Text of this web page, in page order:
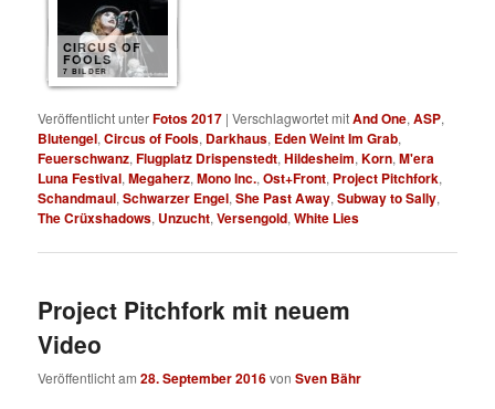
CIRCUS OF
FOOLS
7 BILDER
Veröffentlicht unterFotos 2017 |Verschlagwortet mitAnd One,ASP,
Blutengel,Circus of Fools, Darkhaus, Eden Weint Im Grab,
Feuerschwanz,Flugplatz Drispenstedt,Hildesheim,Korn,M'era
Luna Festival,Megaherz,Mono Inc.,Ost+Front, Project Pitchfork,
Schandmaul,Schwarzer Engel,She Past Away,Subway to Sally,
The Crüxshadows, Unzucht,Versengold,White Lies
Project Pitchfork mit neuem
Video
Veröffentlicht am28. September 2016vonSven Bähr